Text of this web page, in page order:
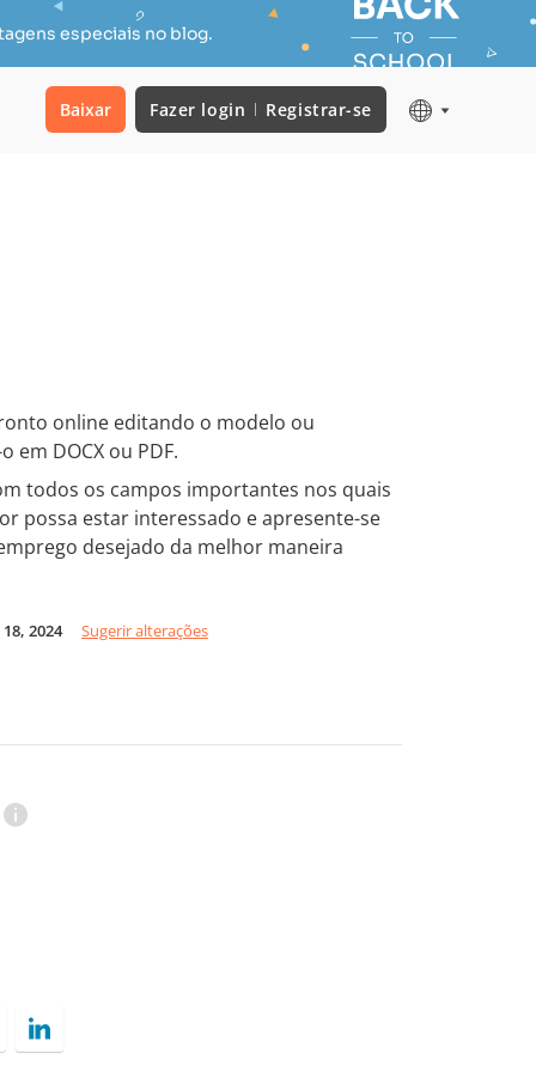
especiais no blog.
Baixar Fazer login Registrar-se
online editando o modelo ou
em DOCX ou PDF.
todos os campos importantes nos quais
possa estar interessado e apresente-se
desejado da melhor maneira
2024 Sugerir alterações